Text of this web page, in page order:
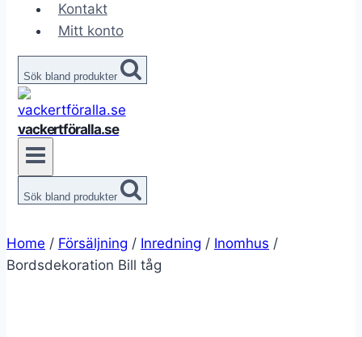
Kontakt
Mitt konto
Sök bland produkter
vackertföralla.se
Sök bland produkter
Home / Försäljning / Inredning / Inomhus /
Bordsdekoration Bill tåg